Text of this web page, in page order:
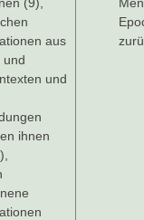
aus
und
und
ihnen